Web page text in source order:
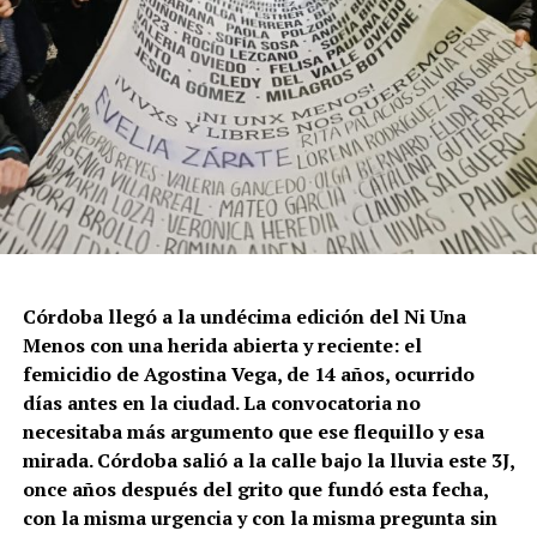
Córdoba llegó a la undécima edición del Ni Una
Menos con una herida abierta y reciente: el
femicidio de Agostina Vega, de 14 años, ocurrido
días antes en la ciudad. La convocatoria no
necesitaba más argumento que ese flequillo y esa
mirada. Córdoba salió a la calle bajo la lluvia este 3J,
once años después del grito que fundó esta fecha,
con la misma urgencia y con la misma pregunta sin